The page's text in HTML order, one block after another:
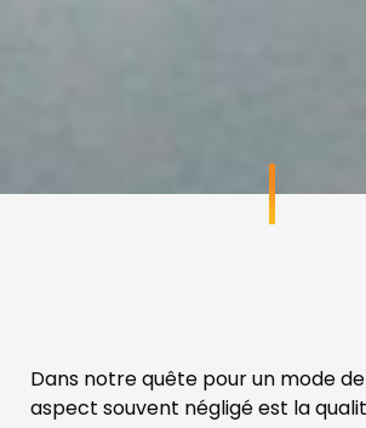
Dans notre quête pour un mode de
aspect souvent négligé est la